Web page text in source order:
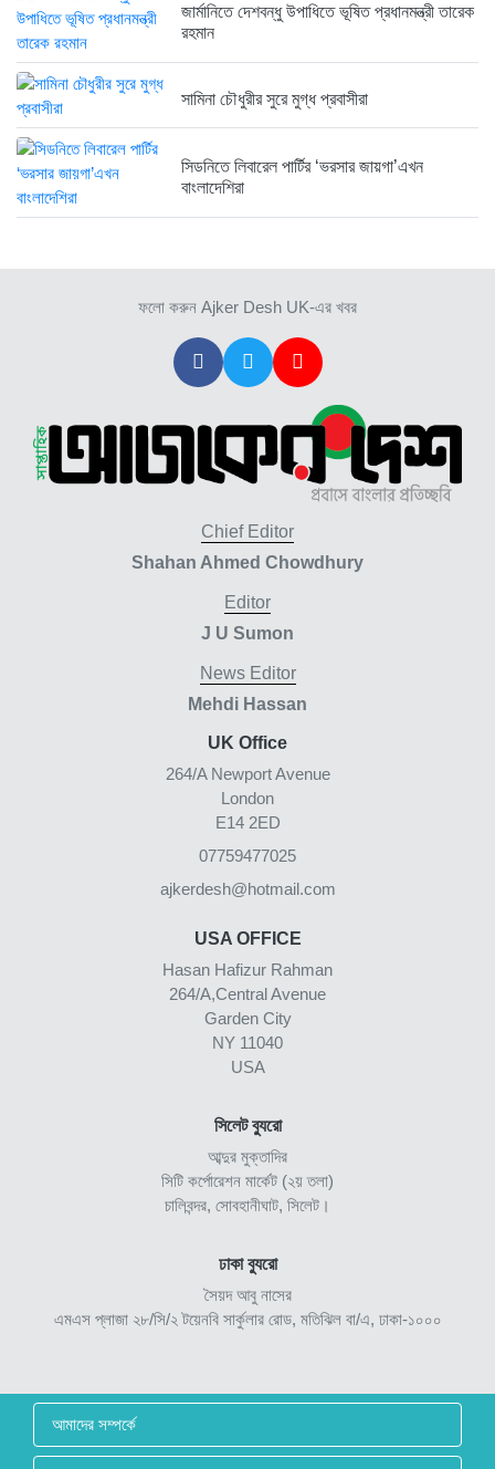
জার্মানিতে দেশবন্ধু উপাধিতে ভূষিত প্রধানমন্ত্রী তারেক
রহমান
সামিনা চৌধুরীর সুরে মুগ্ধ প্রবাসীরা
সিডনিতে লিবারেল পার্টির ‘ভরসার জায়গা’এখন
বাংলাদেশিরা
ফলো করুন Ajker Desh UK-এর খবর
Chief Editor
Shahan Ahmed Chowdhury
Editor
J U Sumon
News Editor
Mehdi Hassan
UK Office
264/A Newport Avenue
London
E14 2ED
07759477025
ajkerdesh@hotmail.com
USA OFFICE
Hasan Hafizur Rahman
264/A,Central Avenue
Garden City
NY 11040
USA
সিলেট ব্যুরো
আব্দুর মুক্তাদির
সিটি কর্পোরেশন মার্কেট (২য় তলা)
চালিবন্দর, সোবহানীঘাট, সিলেট।
ঢাকা ব্যুরো
সৈয়দ আবু নাসের
এমএস প্লাজা ২৮/সি/২ টয়েনবি সার্কুলার রোড, মতিঝিল বা/এ, ঢাকা-১০০০
আমাদের সম্পর্কে